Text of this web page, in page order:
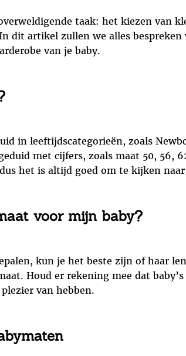
taak: het kiezen van
dit artikel zullen we alles
van je baby.
in leeftijdscategorieën, zoals
met cijfers, zoals maat 50,
het is altijd goed om te kijken
voor mijn baby?
kun je het beste zijn of haar
Houd er rekening mee dat
van hebben.